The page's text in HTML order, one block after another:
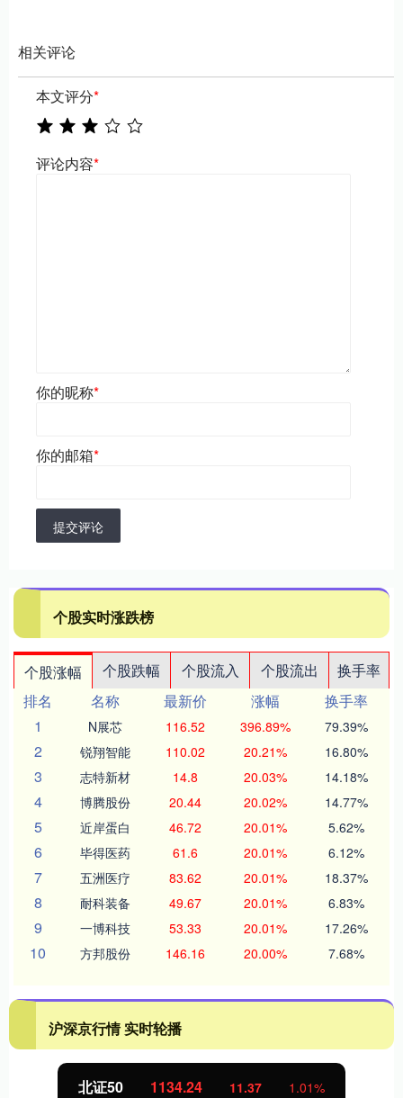
相关评论
本文评分*
评论内容*
你的昵称*
你的邮箱*
提交评论
个股实时涨跌榜
个股涨幅 个股跌幅 个股流入 个股流出
换手率
排名
名称 最新价 涨幅
换手率
1
N展芯 116.52 396.89% 79.39%
2 锐翔智能 110.02 20.21% 16.80%
3 志特新材 14.8 20.03% 14.18%
4 博腾股份 20.44 20.02% 14.77%
5 近岸蛋白 46.72 20.01% 5.62%
6 毕得医药 61.6 20.01% 6.12%
7 五洲医疗 83.62 20.01% 18.37%
8 耐科装备 49.67 20.01% 6.83%
9 一博科技 53.33 20.01% 17.26%
10 方邦股份 146.16 20.00% 7.68%
沪深京行情 实时轮播
北证50 1134.24 11.37 1.01%